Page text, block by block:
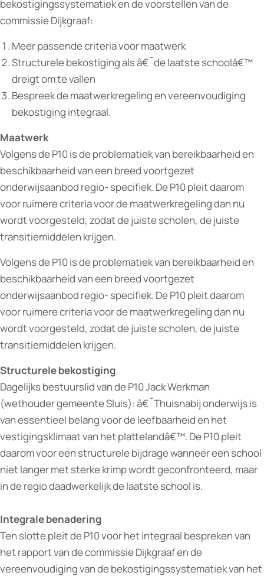
bekostigingssystematiek en de voorstellen van de
commissie Dijkgraaf:
Meer passende criteria voor maatwerk
Structurele bekostiging als â€˜de laatste schoolâ€™
dreigt om te vallen
Bespreek de maatwerkregeling en vereenvoudiging
bekostiging integraal.
Maatwerk
Volgens de P10 is de problematiek van bereikbaarheid en
beschikbaarheid van een breed voortgezet
onderwijsaanbod regio- specifiek. De P10 pleit daarom
voor ruimere criteria voor de maatwerkregeling dan nu
wordt voorgesteld, zodat de juiste scholen, de juiste
transitiemiddelen krijgen.
Volgens de P10 is de problematiek van bereikbaarheid en
beschikbaarheid van een breed voortgezet
onderwijsaanbod regio- specifiek. De P10 pleit daarom
voor ruimere criteria voor de maatwerkregeling dan nu
wordt voorgesteld, zodat de juiste scholen, de juiste
transitiemiddelen krijgen.
Structurele bekostiging
Dagelijks bestuurslid van de P10 Jack Werkman
(wethouder gemeente Sluis): â€˜Thuisnabij onderwijs is
van essentieel belang voor de leefbaarheid en het
vestigingsklimaat van het plattelandâ€™. De P10 pleit
daarom voor een structurele bijdrage wanneer een school
niet langer met sterke krimp wordt geconfronteerd, maar
in de regio daadwerkelijk de laatste school is.
Integrale benadering
Ten slotte pleit de P10 voor het integraal bespreken van
het rapport van de commissie Dijkgraaf en de
vereenvoudiging van de bekostigingssystematiek van het